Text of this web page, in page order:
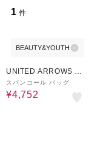
1 件
BEAUTY&YOUTH
UNITED ARROWS O
UTLET
スパンコール バッグ
¥4,752